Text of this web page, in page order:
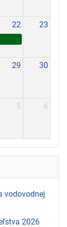
22 23
29 30
5 6
vodovodnej
2026